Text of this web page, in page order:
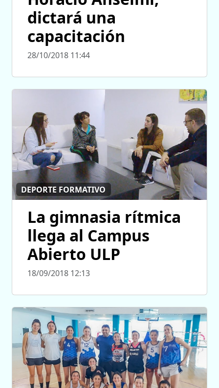
dictará una
capacitación
28/10/2018 11:44
DEPORTE FORMATIVO
La gimnasia rítmica
llega al Campus
Abierto ULP
18/09/2018 12:13